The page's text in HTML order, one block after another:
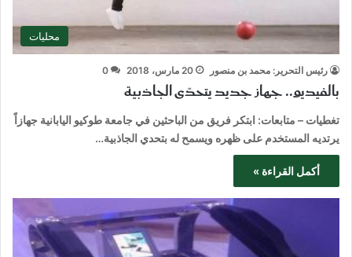
محليات
رئيس التحرير: محمد بن منصور 20 مارس، 2018 0
بالفيديو.. جهاز جديد يتحدّى الجاذبية
تغطيات – متابعات: ابتكر فريق من الباحثين في جامعة طوكيو اليابانية جهازاً
يرتديه المستخدم على ظهره ويسمح له بتحدي الجاذبية…
أكمل القراءة »